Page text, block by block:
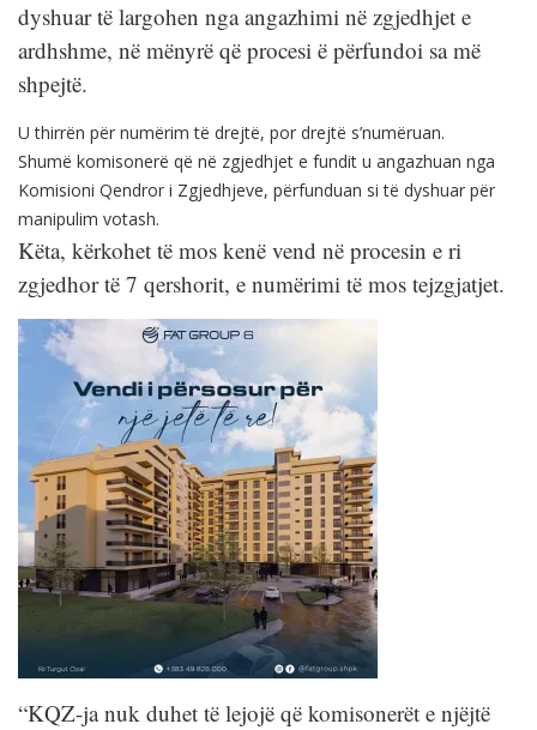
dyshuar të largohen nga angazhimi në zgjedhjet e
ardhshme, në mënyrë që procesi ë përfundoi sa më
shpejtë.
U thirrën për numërim të drejtë, por drejtë s’numëruan.
Shumë komisonerë që në zgjedhjet e fundit u angazhuan nga
Komisioni Qendror i Zgjedhjeve, përfunduan si të dyshuar për
manipulim votash.
Këta, kërkohet të mos kenë vend në procesin e ri
zgjedhor të 7 qershorit, e numërimi të mos tejzgjatjet.
“KQZ-ja nuk duhet të lejojë që komisonerët e njëjtë